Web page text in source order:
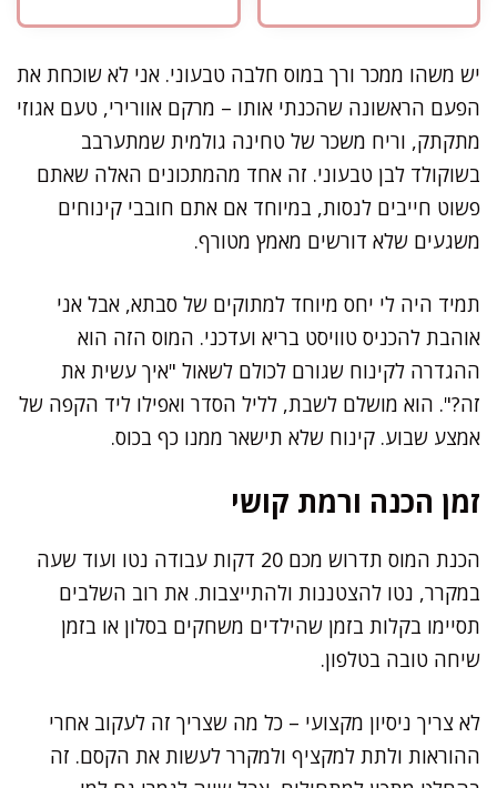
יש משהו ממכר ורך במוס חלבה טבעוני. אני לא שוכחת את
הפעם הראשונה שהכנתי אותו – מרקם אוורירי, טעם אגוזי
מתקתק, וריח משכר של טחינה גולמית שמתערבב
בשוקולד לבן טבעוני. זה אחד מהמתכונים האלה שאתם
פשוט חייבים לנסות, במיוחד אם אתם חובבי קינוחים
משגעים שלא דורשים מאמץ מטורף.
תמיד היה לי יחס מיוחד למתוקים של סבתא, אבל אני
אוהבת להכניס טוויסט בריא ועדכני. המוס הזה הוא
ההגדרה לקינוח שגורם לכולם לשאול "איך עשית את
זה?". הוא מושלם לשבת, לליל הסדר ואפילו ליד הקפה של
אמצע שבוע. קינוח שלא תישאר ממנו כף בכוס.
זמן הכנה ורמת קושי
הכנת המוס תדרוש מכם 20 דקות עבודה נטו ועוד שעה
במקרר, נטו להצטננות ולהתייצבות. את רוב השלבים
תסיימו בקלות בזמן שהילדים משחקים בסלון או בזמן
שיחה טובה בטלפון.
לא צריך ניסיון מקצועי – כל מה שצריך זה לעקוב אחרי
ההוראות ולתת למקציף ולמקרר לעשות את הקסם. זה